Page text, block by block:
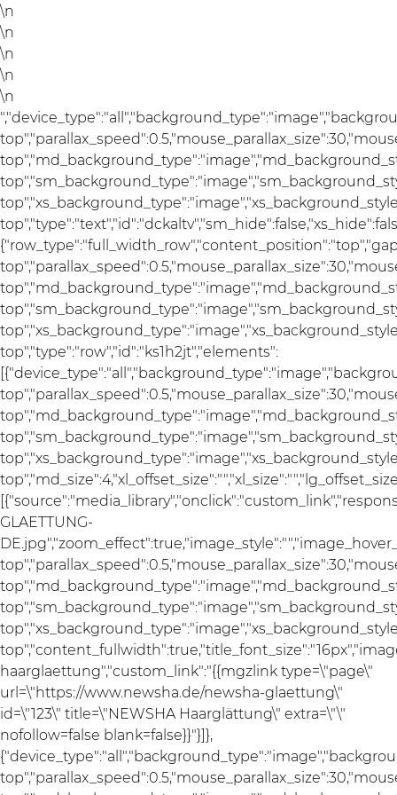
\n
\n
\n
\n
\n
top","type":"row","id":"ks1h2jt","elements":
GLAETTUNG-
haarglaettung","custom_link":"{{mgzlink type=\"page\"
url=\"https://www.newsha.de/newsha-glaettung\"
id=\"123\" title=\"NEWSHA Haarglättung\" extra=\"\"
nofollow=false blank=false}}"}]},